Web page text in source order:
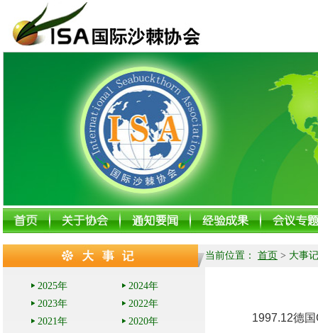
当前位置： 首页 > 大事记
2025年
2024年
2023年
2022年
2021年
2020年
1997.12德国